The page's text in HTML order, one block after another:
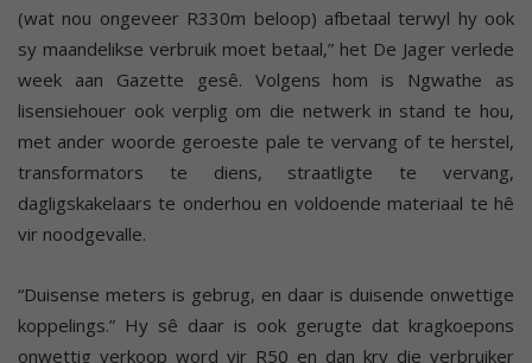
(wat nou ongeveer R330m beloop) afbetaal terwyl hy ook
sy maandelikse verbruik moet betaal,” het De Jager verlede
week aan Gazette gesê. Volgens hom is Ngwathe as
lisensiehouer ook verplig om die netwerk in stand te hou,
met ander woorde geroeste pale te vervang of te herstel,
transformators te diens, straatligte te vervang,
dagligskakelaars te onderhou en voldoende materiaal te hê
vir noodgevalle.
“Duisense meters is gebrug, en daar is duisende onwettige
koppelings.” Hy sê daar is ook gerugte dat kragkoepons
onwettig verkoop word vir R50 en dan kry die verbruiker